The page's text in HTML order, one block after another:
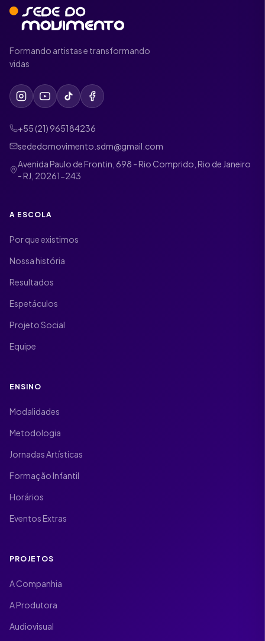
Formando artistas e transformando
vidas
+55 (21) 965184236
sededomovimento.sdm@gmail.com
Avenida Paulo de Frontin, 698 - Rio Comprido, Rio de Janeiro
- RJ, 20261-243
A ESCOLA
Por que existimos
Nossa história
Resultados
Espetáculos
Projeto Social
Equipe
ENSINO
Modalidades
Metodologia
Jornadas Artísticas
Formação Infantil
Horários
Eventos Extras
PROJETOS
A Companhia
A Produtora
Audiovisual